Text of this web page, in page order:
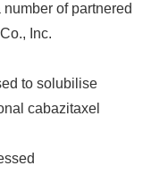
of partnered
Inc.
to solubilise
cabazitaxel